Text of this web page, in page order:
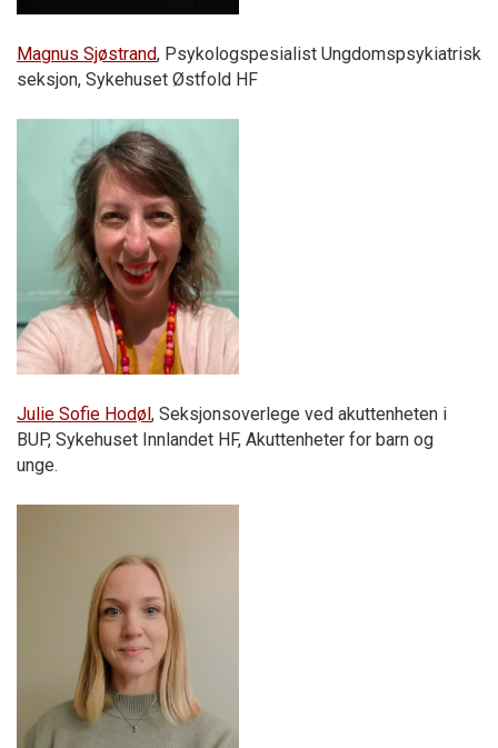
Magnus Sjøstrand, Psykologspesialist Ungdomspsykiatrisk
seksjon, Sykehuset Østfold HF
Julie Sofie Hodøl, Seksjonsoverlege ved akuttenheten i
BUP, Sykehuset Innlandet HF, Akuttenheter for barn og
unge.